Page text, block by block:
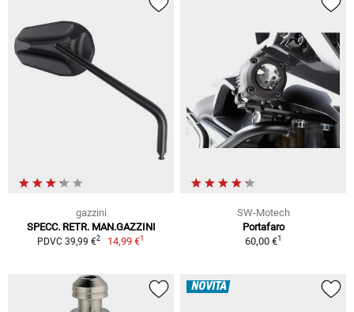
gazzini
SPECC. RETR. MAN.GAZZINI
PDVC 39,99 €2 14,99 €1
SW-Motech
Portafaro
60,00 €1
NOVITÀ